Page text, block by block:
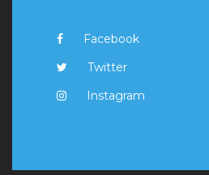
Facebook
Twitter
Instagram